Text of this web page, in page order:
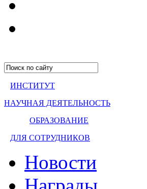
ИНСТИТУТ
НАУЧНАЯ ДЕЯТЕЛЬНОСТЬ
ОБРАЗОВАНИЕ
ДЛЯ СОТРУДНИКОВ
Новости